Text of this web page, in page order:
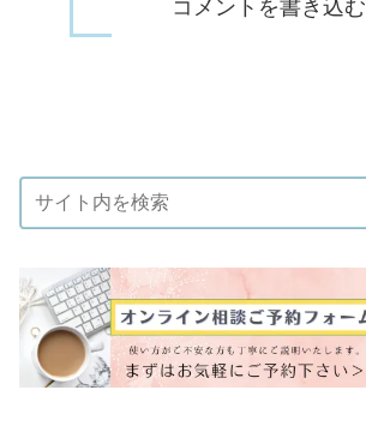
コメントを書き込む